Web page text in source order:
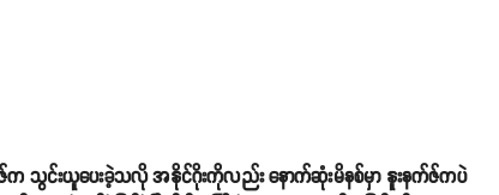
ဇ်က သွင်းယူပေးခဲ့သလို အနိုင်ဂိုးကိုလည်း နောက်ဆုံးမိနစ်မှာ နူးနက်ဇ်ကပဲ